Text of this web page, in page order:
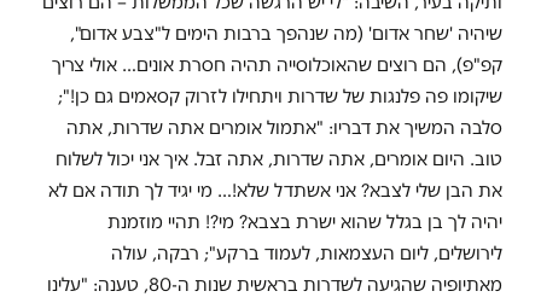
שיהיה 'שחר אדום' (מה שנהפך ברבות הימים ל"צבע אדום",
קפ"פ), הם רוצים שהאוכלוסייה תהיה חסרת אונים… אולי צריך
שיקומו פה פלנגות של שדרות ויתחילו לזרוק קסאמים גם כן!";
סלבה המשיך את דבריו: "אתמול אומרים אתה שדרות, אתה
טוב. היום אומרים, אתה שדרות, אתה זבל. איך אני יכול לשלוח
את הבן שלי לצבא? אני אשתדל שלא!… מי יגיד לך תודה אם לא
יהיה לך בן בגלל שהוא ישרת בצבא? מי?! תהיי מוזמנת
לירושלים, ליום העצמאות, לעמוד ברקע"; רבקה, עולה
מאתיופיה שהגיעה לשדרות בראשית שנות ה-80, טענה: "עלינו